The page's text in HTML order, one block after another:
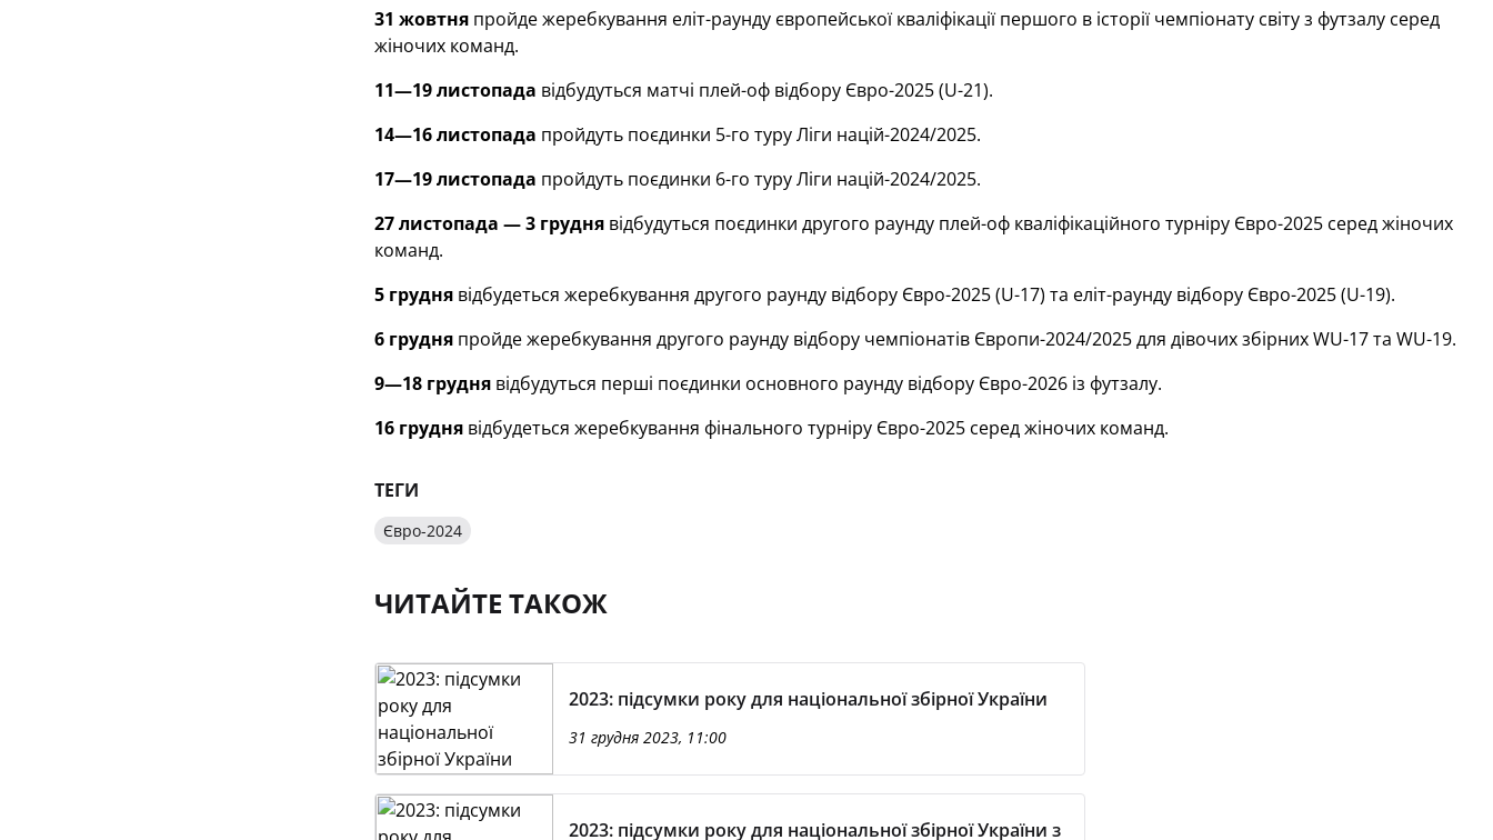
31 жовтняпройде жеребкування еліт-раунду європейської кваліфікації першого в історії чемпіонату світу з футзалу серед
жіночих команд.
11—19 листопада відбудуться матчі плей-оф відбору Євро-2025 (U-21).
14—16 листопада пройдуть поєдинки 5-го туру Ліги націй-2024/2025.
17—19 листопада пройдуть поєдинки 6-го туру Ліги націй-2024/2025.
27 листопада — 3 груднявідбудуться поєдинки другого раунду плей-оф кваліфікаційного турніру Євро-2025 серед жіночих
команд.
5 груднявідбудеться жеребкування другого раунду відбору Євро-2025 (U-17) та еліт-раунду відбору Євро-2025 (U-19).
6 грудняпройде жеребкування другого раунду відбору чемпіонатів Європи-2024/2025 для дівочих збірних WU-17 та WU-19.
9—18 груднявідбудуться перші поєдинки основного раунду відбору Євро-2026 із футзалу.
16 груднявідбудеться жеребкування фінального турніру Євро-2025 серед жіночих команд.
ТЕГИ
Євро-2024
ЧИТАЙТЕ ТАКОЖ
2023: підсумки року для національної збірної України
31 грудня 2023, 11:00
2023: підсумки року для національної збірної України з